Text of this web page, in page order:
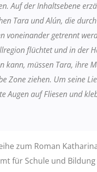
Auf der Inhaltsebene
Tara und Alún, die
voneinander getrennt
flüchtet und in der
kann, müssen Tara, ihre
Zone ziehen. Um seine
Augen auf Fliesen und
zum Roman
für Schule und Bildung